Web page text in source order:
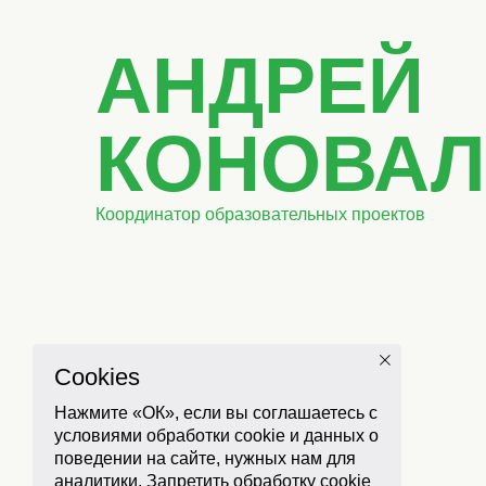
АНДРЕЙ
Координатор образовательных проектов
Cookies
Нажмите «ОК», если вы соглашаетесь с
условиями обработки cookie и данных о
поведении на сайте, нужных нам для
аналитики. Запретить обработку cookie